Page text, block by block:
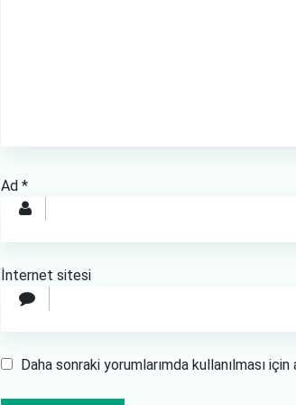
Ad *
İnternet sitesi
Daha sonraki yorumlarımda kullanılması